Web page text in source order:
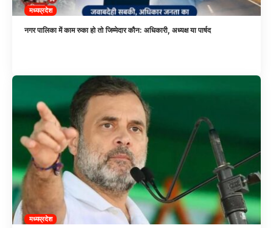
मध्यप्रदेश
नगर पालिका में काम रुका हो तो जिम्मेदार कौन: अधिकारी, अध्यक्ष या पार्षद
मध्यप्रदेश